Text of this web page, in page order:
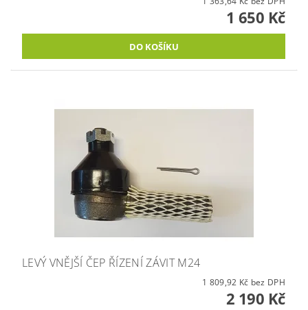
1 650 Kč
LEVÝ VNĚJŠÍ ČEP ŘÍZENÍ ZÁVIT M24
1 809,92 Kč bez DPH
2 190 Kč